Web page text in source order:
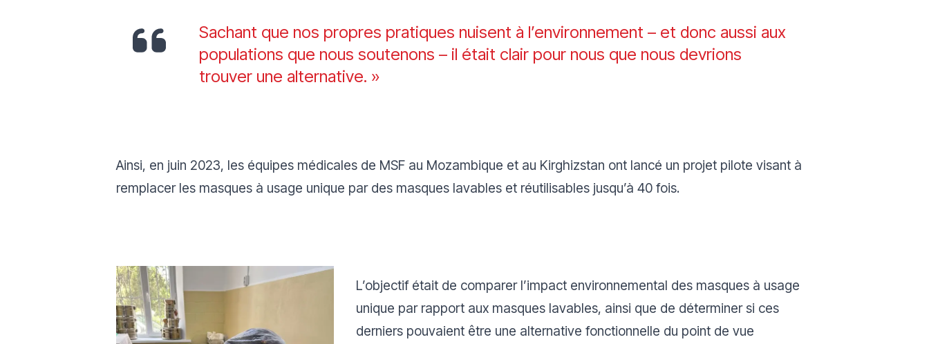
Sachant que nos propres pratiques nuisent à l’environnement – et donc aussi aux
populations que nous soutenons – il était clair pour nous que nous devrions
trouver une alternative. »
Ainsi, en juin 2023, les équipes médicales de MSF au Mozambique et au Kirghizstan ont lancé un projet pilote visant à
remplacer les masques à usage unique par des masques lavables et réutilisables jusqu’à 40 fois.
L’objectif était de comparer l’impact environnemental des masques à usage
unique par rapport aux masques lavables, ainsi que de déterminer si ces
derniers pouvaient être une alternative fonctionnelle du point de vue